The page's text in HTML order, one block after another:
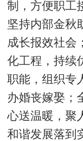
制，方便职工
坚持内部金秋
成长报效社会
化工程，持续
职能，组织专
办婚丧嫁娶；
心送温暖，聚
和谐发展落到